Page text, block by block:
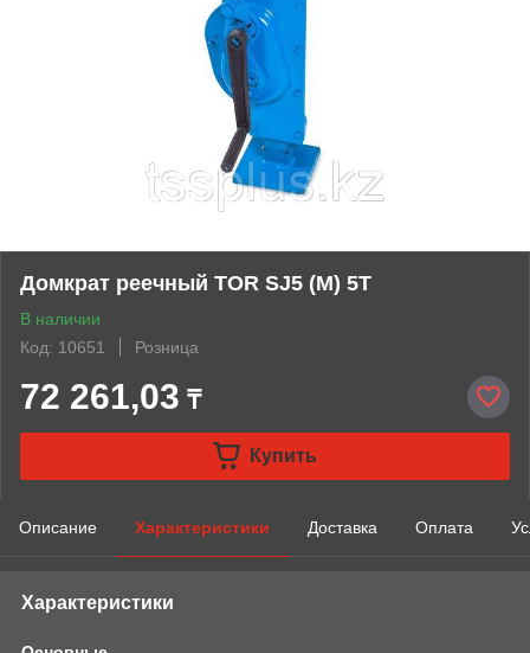
Домкрат реечный TOR SJ5 (M) 5Т
В наличии
Код: 10651
Розница
72 261,03 ₸
Купить
Описание Характеристики Доставка Оплата
Характеристики